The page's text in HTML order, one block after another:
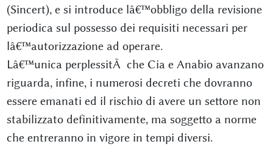
(Sincert), e si introduce lâ€™obbligo della revisione
periodica sul possesso dei requisiti necessari per
lâ€™autorizzazione ad operare.
Lâ€™unica perplessitÃ che Cia e Anabio avanzano
riguarda, infine, i numerosi decreti che dovranno
essere emanati ed il rischio di avere un settore non
stabilizzato definitivamente, ma soggetto a norme
che entreranno in vigore in tempi diversi.